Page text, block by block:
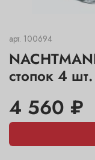
арт. 100694
стопок 4
4 560 ₽